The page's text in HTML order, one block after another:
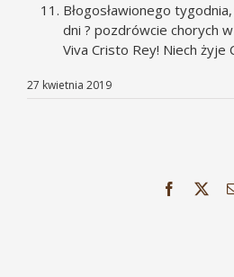
Błogosławionego
dni ? pozdrówcie chorych
Viva Cristo Rey! Niech żyje
27 kwietnia 2019
Facebook